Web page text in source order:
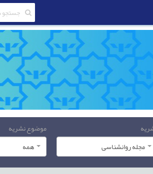
مجله روانشناسی
موضوع نشریه
همه